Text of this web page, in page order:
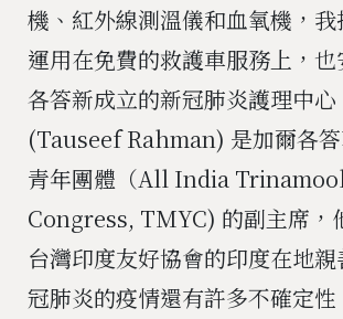
機、紅外線測溫儀和血氧機，
運用在免費的救護車服務上，
各答新成立的新冠肺炎護理中心
(Tauseef Rahman) 是加爾各
青年團體（All India
Congress, TMYC) 的副主席，
台灣印度友好協會的印度在地
冠肺炎的疫情還有許多不確定